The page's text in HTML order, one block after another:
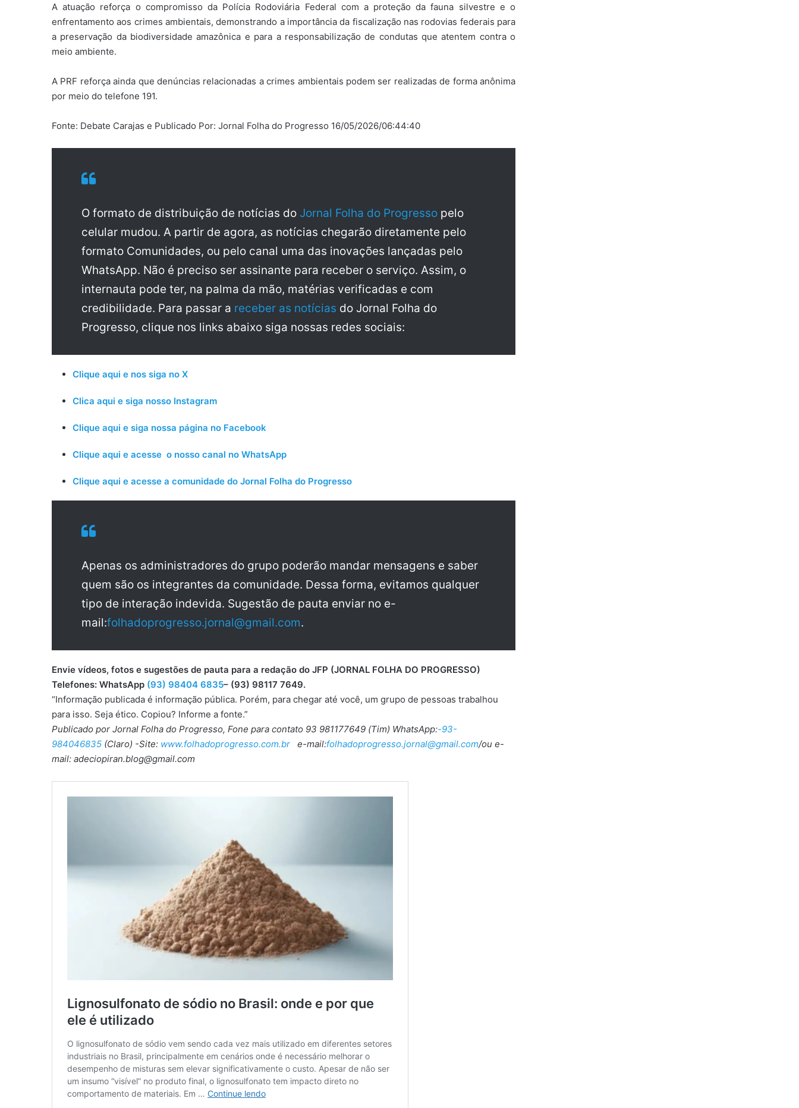
A atuação reforça o compromisso da Polícia Rodoviária Federal com a proteção da fauna silvestre e o
enfrentamento aos crimes ambientais, demonstrando a importância da fiscalização nas rodovias federais para
a preservação da biodiversidade amazônica e para a responsabilização de condutas que atentem contra o
meio ambiente.
A PRF reforça ainda que denúncias relacionadas a crimes ambientais podem ser realizadas de forma anônima
por meio do telefone 191.
Fonte: Debate Carajas e Publicado Por: Jornal Folha do Progresso 16/05/2026/06:44:40
O formato de distribuição de notícias do Jornal Folha do Progresso pelo
celular mudou. A partir de agora, as notícias chegarão diretamente pelo
formato Comunidades, ou pelo canal uma das inovações lançadas pelo
WhatsApp. Não é preciso ser assinante para receber o serviço. Assim, o
internauta pode ter, na palma da mão, matérias verificadas e com
credibilidade. Para passar a receber as notícias do Jornal Folha do
Progresso, clique nos links abaixo siga nossas redes sociais:
Clique aqui e nos siga no X
Clica aqui e siga nosso Instagram
Clique aqui e siga nossa página no Facebook
Clique aqui e acesse o nosso canal no WhatsApp
Clique aqui e acesse a comunidade do Jornal Folha do Progresso
Apenas os administradores do grupo poderão mandar mensagens e saber
quem são os integrantes da comunidade. Dessa forma, evitamos qualquer
tipo de interação indevida. Sugestão de pauta enviar no e-
mail:folhadoprogresso.jornal@gmail.com.
Envie vídeos, fotos e sugestões de pauta para a redação do JFP (JORNAL FOLHA DO PROGRESSO)
Telefones: WhatsApp (93) 98404 6835– (93) 98117 7649.
“Informação publicada é informação pública. Porém, para chegar até você, um grupo de pessoas trabalhou
para isso. Seja ético. Copiou? Informe a fonte.”
Publicado por Jornal Folha do Progresso, Fone para contato 93 981177649 (Tim) WhatsApp:-93-
984046835 (Claro) -Site: www.folhadoprogresso.com.br e-mail:folhadoprogresso.jornal@gmail.com/ou e-
mail: adeciopiran.blog@gmail.com